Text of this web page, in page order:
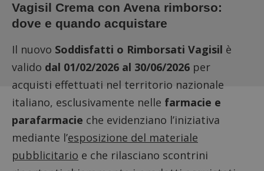
Vagisil Crema con Avena rimborso:
dove e quando acquistare
Il nuovo Soddisfatti o Rimborsati Vagisil è
valido dal 01/02/2026 al 30/06/2026 per
acquisti effettuati nel territorio nazionale
italiano, esclusivamente nelle farmacie e
parafarmacie che evidenziano l’iniziativa
mediante l’esposizione del materiale
pubblicitario e che rilasciano scontrini